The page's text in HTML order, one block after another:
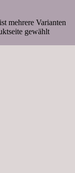
mehrere Varianten
gewählt